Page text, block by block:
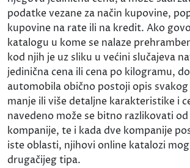
podatke vezane za način kupovine,
kupovine na rate ili na kredit. Ako
katalogu u kome se nalaze
kod njih je uz sliku u većini slučajeva
jedinična cena ili cena po kilogramu,
automobila obično postoji opis
manje ili više detaljne karakteristike i
navedeno može se bitno razlikovati
kompanije, te i kada dve kompanije
iste oblasti, njihovi online katalozi
drugačijeg tipa.